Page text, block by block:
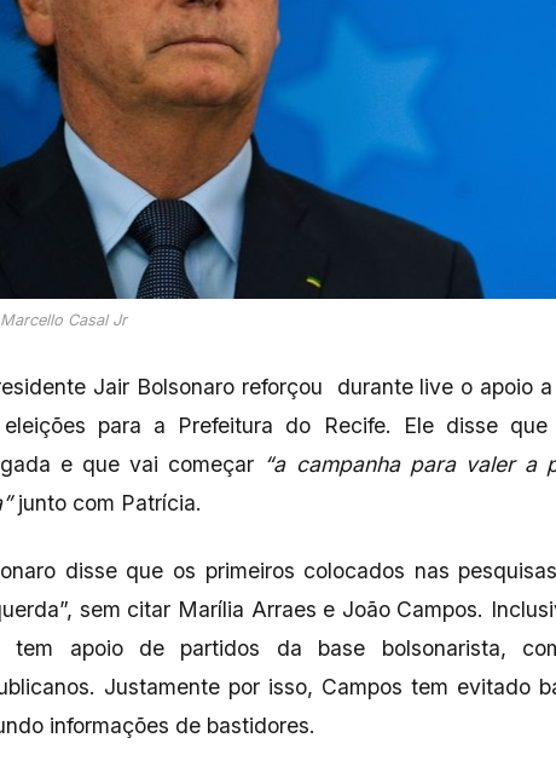
Casal Jr
Jair Bolsonaro reforçou durante live o apoio
para a Prefeitura do Recife. Ele disse
e que vai começar “a campanha para valer a
junto com Patrícia.
disse que os primeiros colocados nas
sem citar Marília Arraes e João Campos.
tem apoio de partidos da base bolsonarista,
Justamente por isso, Campos tem evitado
informações de bastidores.